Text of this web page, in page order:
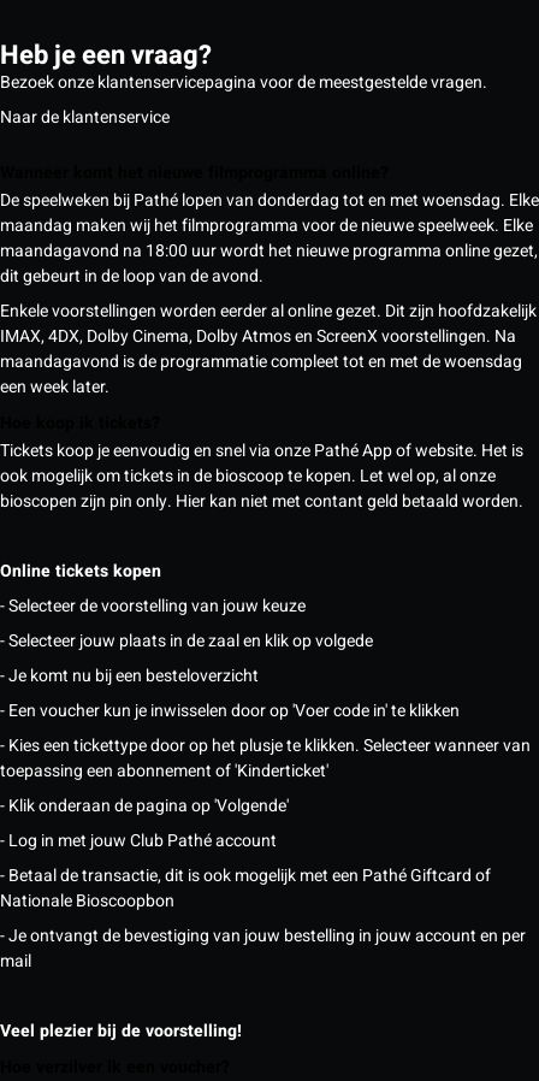
Heb je een vraag?
Bezoek onze klantenservicepagina voor de meestgestelde vragen.
Naar de klantenservice
De speelweken bij Pathé lopen van donderdag tot en met woensdag. Elke
maandag maken wij het filmprogramma voor de nieuwe speelweek. Elke
maandagavond na 18:00 uur wordt het nieuwe programma online gezet,
dit gebeurt in de loop van de avond.
Enkele voorstellingen worden eerder al online gezet. Dit zijn hoofdzakelijk
IMAX, 4DX, Dolby Cinema, Dolby Atmos en ScreenX voorstellingen. Na
maandagavond is de programmatie compleet tot en met de woensdag
een week later.
Tickets koop je eenvoudig en snel via onze Pathé App of website. Het is
ook mogelijk om tickets in de bioscoop te kopen. Let wel op, al onze
bioscopen zijn pin only. Hier kan niet met contant geld betaald worden.
Online tickets kopen
- Selecteer de voorstelling van jouw keuze
- Selecteer jouw plaats in de zaal en klik op volgede
- Je komt nu bij een besteloverzicht
- Een voucher kun je inwisselen door op 'Voer code in' te klikken
- Kies een tickettype door op het plusje te klikken. Selecteer wanneer van
toepassing een abonnement of 'Kinderticket'
- Klik onderaan de pagina op 'Volgende'
- Log in met jouw Club Pathé account
- Betaal de transactie, dit is ook mogelijk met een Pathé Giftcard of
Nationale Bioscoopbon
- Je ontvangt de bevestiging van jouw bestelling in jouw account en per
mail
Veel plezier bij de voorstelling!